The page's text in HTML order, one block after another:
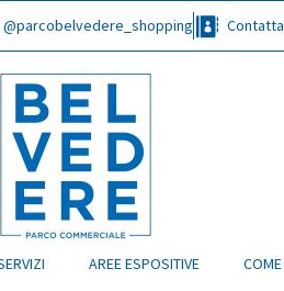
@parcobelvedere_shopping
AREE ESPOSITIVE